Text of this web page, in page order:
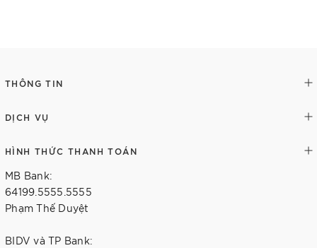
THÔNG TIN
DỊCH VỤ
HÌNH THỨC THANH TOÁN
MB Bank:
64199.5555.5555
Phạm Thế Duyệt
BIDV và TP Bank: